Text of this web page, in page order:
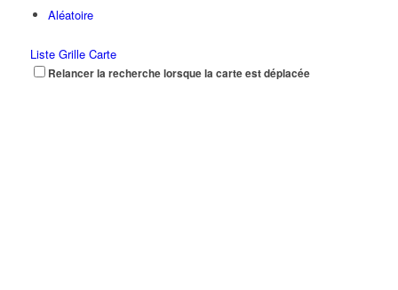
Aléatoire
Liste Grille Carte
Relancer la recherche lorsque la carte est déplacée